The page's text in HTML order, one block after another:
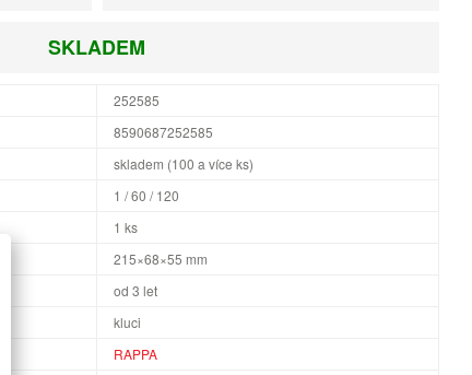
SKLADEM
252585
8590687252585
skladem (100 a více ks)
1 / 60 / 120
1 ks
215×68×55 mm
od 3 let
kluci
RAPPA